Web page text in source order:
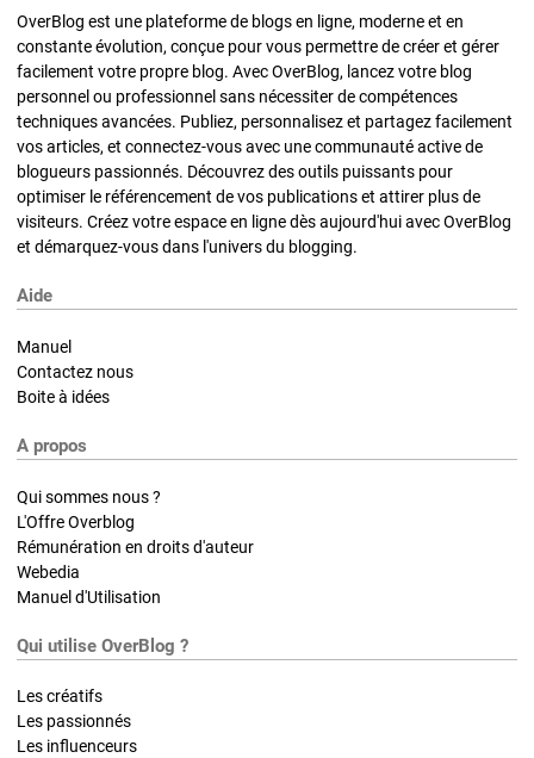
OverBlog est une plateforme de blogs en ligne, moderne et en
constante évolution, conçue pour vous permettre de créer et gérer
facilement votre propre blog. Avec OverBlog, lancez votre blog
personnel ou professionnel sans nécessiter de compétences
techniques avancées. Publiez, personnalisez et partagez facilement
vos articles, et connectez-vous avec une communauté active de
blogueurs passionnés. Découvrez des outils puissants pour
optimiser le référencement de vos publications et attirer plus de
visiteurs. Créez votre espace en ligne dès aujourd'hui avec OverBlog
et démarquez-vous dans l'univers du blogging.
Aide
Manuel
Contactez nous
Boite à idées
A propos
Qui sommes nous ?
L'Offre Overblog
Rémunération en droits d'auteur
Webedia
Manuel d'Utilisation
Qui utilise OverBlog ?
Les créatifs
Les passionnés
Les influenceurs